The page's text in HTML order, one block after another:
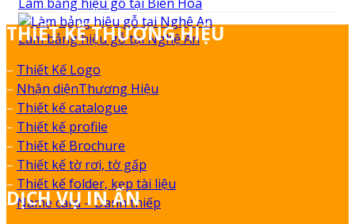
Làm bảng hiệu gỗ tại Nghệ An
THIẾT KẾ THƯƠNG HIỆU
– Thiết Kế Logo
– Nhận diệnThương Hiệu
– Thiết kế catalogue
– Thiết kế profile
– Thiết kế Brochure
– Thiết kế tờ rơi, tờ gấp
– Thiết kế folder, kẹp tài liệu
–Name card – Danh thiếp
DỊCH VỤ IN ẤN